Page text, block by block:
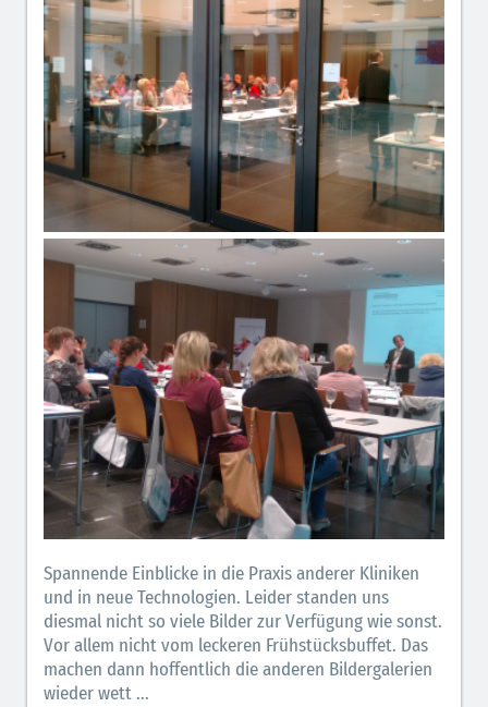
Spannende Einblicke in die Praxis anderer Kliniken
und in neue Technologien. Leider standen uns
diesmal nicht so viele Bilder zur Verfügung wie sonst.
Vor allem nicht vom leckeren Frühstücksbuffet. Das
machen dann hoffentlich die anderen Bildergalerien
wieder wett ...